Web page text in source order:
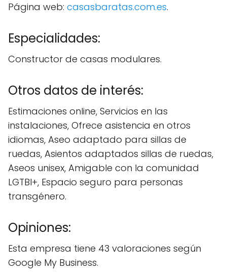
Página web: casasbaratas.com.es.
Especialidades:
Constructor de casas modulares.
Otros datos de interés:
Estimaciones online, Servicios en las
instalaciones, Ofrece asistencia en otros
idiomas, Aseo adaptado para sillas de
ruedas, Asientos adaptados sillas de ruedas,
Aseos unisex, Amigable con la comunidad
LGTBI+, Espacio seguro para personas
transgénero.
Opiniones:
Esta empresa tiene 43 valoraciones según
Google My Business.